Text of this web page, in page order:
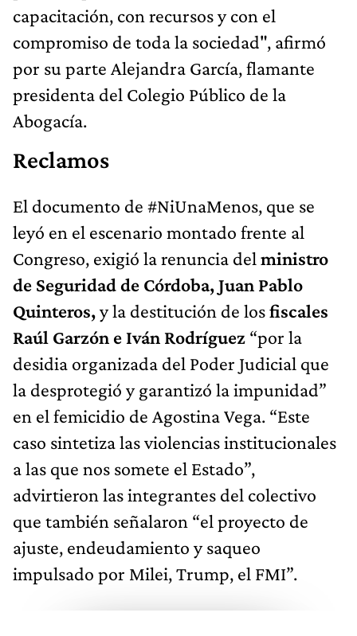
capacitación, con recursos y con el
compromiso de toda la sociedad", afirmó
por su parte Alejandra García, flamante
presidenta del Colegio Público de la
Abogacía.
Reclamos
El documento de #NiUnaMenos, que se
leyó en el escenario montado frente al
Congreso, exigió la renuncia del ministro
de Seguridad de Córdoba, Juan Pablo
Quinteros,y la destitución de losfiscales
Raúl Garzón e Iván Rodríguez “por la
desidia organizada del Poder Judicial que
la desprotegió y garantizó la impunidad”
en el femicidio de Agostina Vega. “Este
caso sintetiza las violencias institucionales
a las que nos somete el Estado”,
advirtieron las integrantes del colectivo
que también señalaron “el proyecto de
ajuste, endeudamiento y saqueo
impulsado por Milei, Trump, el FMI”.